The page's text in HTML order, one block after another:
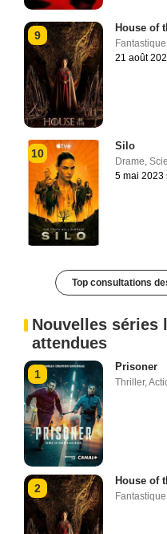
9
House of
Fantastique
21 août
10
Silo
Drame,
5 mai 2023
Top consultations
Nouvelles séries
attendues
1
Prisoner
Thriller,
2
House of
Fantastique